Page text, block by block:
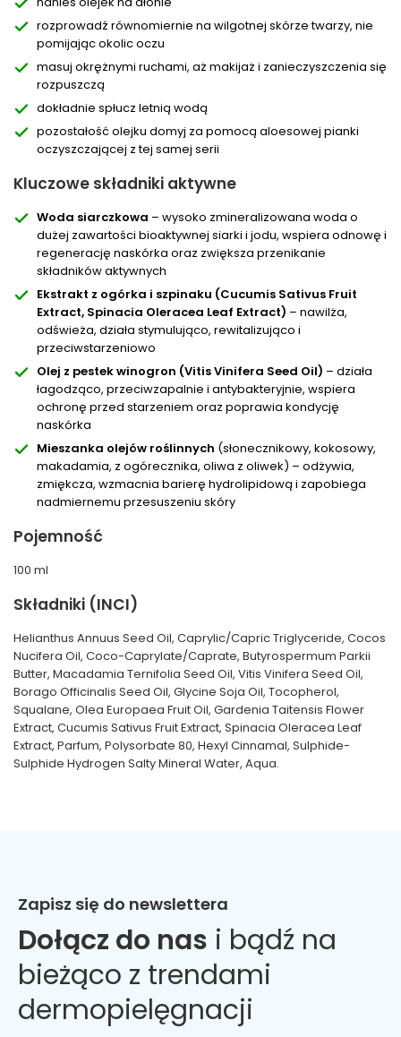
rozprowadź równomiernie na wilgotnej skórze twarzy, nie
pomijając okolic oczu
masuj okrężnymi ruchami, aż makijaż i zanieczyszczenia się
rozpuszczą
dokładnie spłucz letnią wodą
pozostałość olejku domyj za pomocą aloesowej pianki
oczyszczającej z tej samej serii
Kluczowe składniki aktywne
Woda siarczkowa – wysoko zmineralizowana woda o
dużej zawartości bioaktywnej siarki i jodu, wspiera odnowę i
regenerację naskórka oraz zwiększa przenikanie
składników aktywnych
Ekstrakt z ogórka i szpinaku (Cucumis Sativus Fruit
Extract, Spinacia Oleracea Leaf Extract) – nawilża,
odświeża, działa stymulująco, rewitalizująco i
przeciwstarzeniowo
Olej z pestek winogron (Vitis Vinifera Seed Oil) – działa
łagodząco, przeciwzapalnie i antybakteryjnie, wspiera
ochronę przed starzeniem oraz poprawia kondycję
naskórka
Mieszanka olejów roślinnych (słonecznikowy, kokosowy,
makadamia, z ogórecznika, oliwa z oliwek) – odżywia,
zmiękcza, wzmacnia barierę hydrolipidową i zapobiega
nadmiernemu przesuszeniu skóry
Pojemność
100 ml
Składniki (INCI)
Helianthus Annuus Seed Oil, Caprylic/Capric Triglyceride, Cocos
Nucifera Oil, Coco-Caprylate/Caprate, Butyrospermum Parkii
Butter, Macadamia Ternifolia Seed Oil, Vitis Vinifera Seed Oil,
Borago Officinalis Seed Oil, Glycine Soja Oil, Tocopherol,
Squalane, Olea Europaea Fruit Oil, Gardenia Taitensis Flower
Extract, Cucumis Sativus Fruit Extract, Spinacia Oleracea Leaf
Extract, Parfum, Polysorbate 80, Hexyl Cinnamal, Sulphide-
Sulphide Hydrogen Salty Mineral Water, Aqua.
Zapisz się do newslettera
Dołącz do nas i bądź na
bieżąco z trendami
dermopielęgnacji